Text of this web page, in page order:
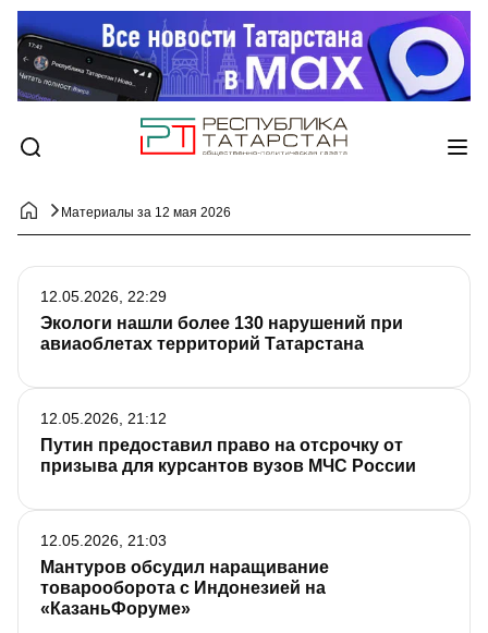
Материалы за 12 мая 2026
Экологи нашли более 130 нарушений при
авиаоблетах территорий Татарстана
12.05.2026, 22:29
Путин предоставил право на отсрочку от
призыва для курсантов вузов МЧС России
12.05.2026, 21:12
Мантуров обсудил наращивание
товарооборота с Индонезией на
«КазаньФоруме»
12.05.2026, 21:03